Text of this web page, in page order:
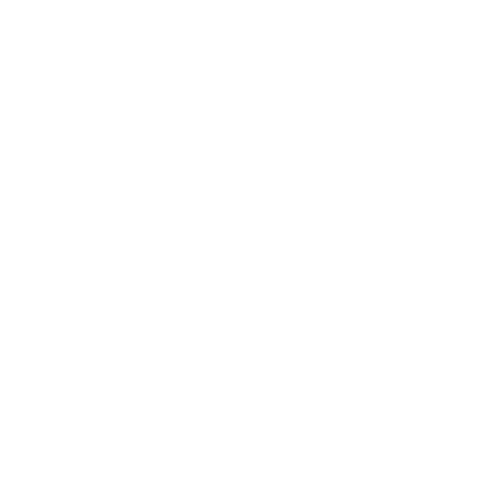
posts, Rope post, Sofa, Pouf, Baroque furniture, Vintage furniture,
water glass, Bar stool, Candlestick, Vase, Lighting, Tealight holder,
Vermietung von Möbeln und Dekorationen Lausanne Bern
in Lausanne, Vermietung von Möbeln in Luzern, Vermietung